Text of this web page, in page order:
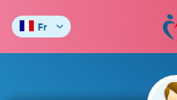
Fr